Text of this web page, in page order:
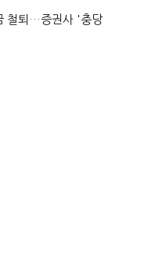
철퇴…증권사 '충당